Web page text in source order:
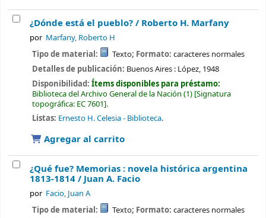
¿Dónde está el pueblo? / Roberto H. Marfany
por Marfany, Roberto H
Tipo de material: Texto; Formato:caracteres normales
Detalles de publicación: Buenos Aires : López, 1948
Disponibilidad: Ítems disponibles para préstamo:
Biblioteca del Archivo General de la Nación (1) Signatura
topográfica: EC 7601 .
Listas: Ernesto H. Celesia - Biblioteca.
Agregar al carrito
¿Qué fue? Memorias : novela histórica argentina
1813-1814 / Juan A. Facio
por Facio, Juan A
Tipo de material: Texto; Formato:caracteres normales